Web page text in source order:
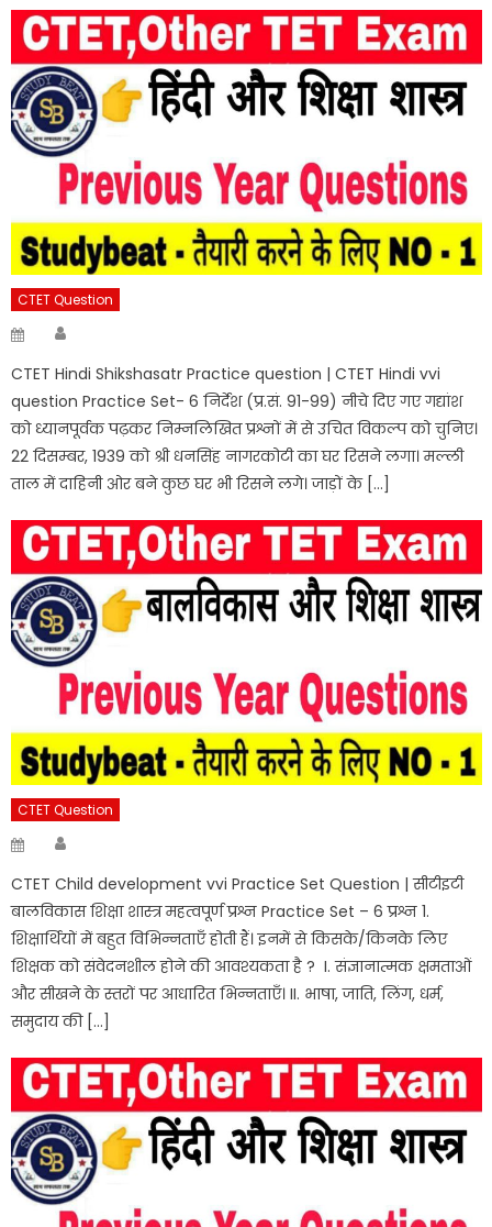
CTET Question
Posted
CTET Hindi Shikshasatr Practice question | CTET Hindi vvi
question Practice Set- 6 निर्देश (प्र.सं. 91-99) नीचे दिए गए गद्यांश
को ध्यानपूर्वक पढ़कर निम्नलिखित प्रश्नों में से उचित विकल्प को चुनिए।
22 दिसम्बर, 1939 को श्री धनसिंह नागरकोटी का घर रिसने लगा। मल्ली
ताल में दाहिनी ओर बने कुछ घर भी रिसने लगे। जाड़ों के […]
CTET Question
Posted
CTET Child development vvi Practice Set Question | सीटीइटी
बालविकास शिक्षा शास्त्र महत्वपूर्ण प्रश्न Practice Set – 6 प्रश्न 1.
शिक्षार्थियों में बहुत विभिन्नताएँ होती हैं। इनमें से किसके/किनके लिए
शिक्षक को संवेदनशील होने की आवश्यकता है ? I. संज्ञानात्मक क्षमताओं
और सीखने के स्तरों पर आधारित भिन्नताएँ। II. भाषा, जाति, लिंग, धर्म,
समुदाय की […]